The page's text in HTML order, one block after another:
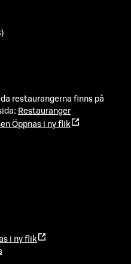
restaurangerna finns på
Restauranger
Öppnas i ny flik
i ny flik